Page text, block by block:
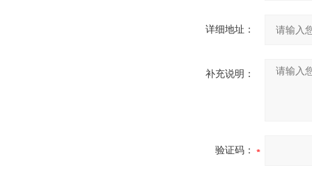
详细地址：
补充说明：
验证码：